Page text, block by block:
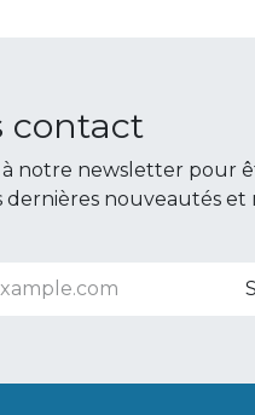
contact
notre newsletter pour
dernières nouveautés et